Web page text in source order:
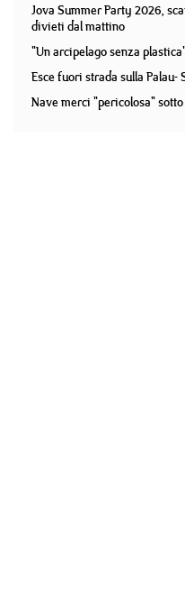
Jova Summer Party 2026,
divieti dal mattino
"Un arcipelago senza
Esce fuori strada sulla Palau-
Nave merci "pericolosa"